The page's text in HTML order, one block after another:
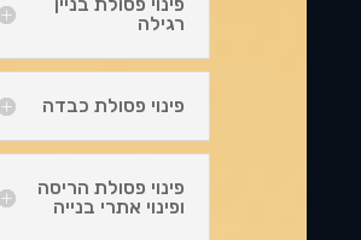
רגילה
פינוי פסולת כבדה
פינוי פסולת הריסה
ופינוי אתרי בנייה